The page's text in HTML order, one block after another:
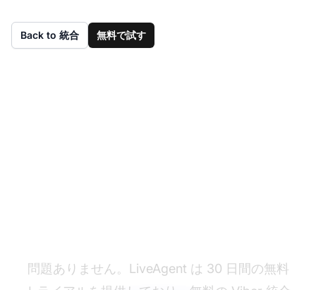
Back to 統合 無料で試す
問題ありません。LiveAgent は 30 日間の無料